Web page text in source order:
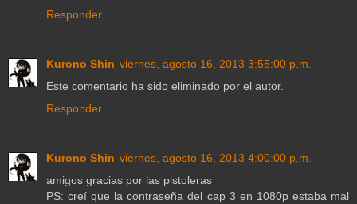
Responder
Kurono Shin viernes, agosto 16, 2013 3:55:00 p.m.
Este comentario ha sido eliminado por el autor.
Responder
Kurono Shin viernes, agosto 16, 2013 4:00:00 p.m.
amigos gracias por las pistoleras
PS: creí que la contraseña del cap 3 en 1080p estaba mal